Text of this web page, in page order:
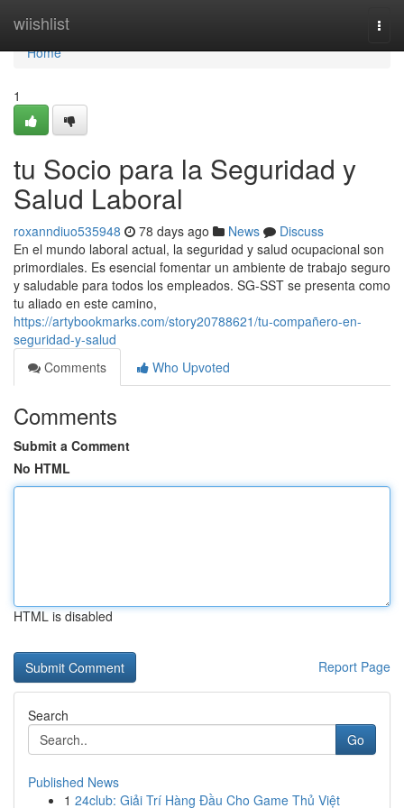
wiishlist
Home
Home
1
tu Socio para la Seguridad y
Salud Laboral
roxanndiuo535948 78 days ago News
Discuss
En el mundo laboral actual, la seguridad y salud ocupacional son
primordiales. Es esencial fomentar un ambiente de trabajo seguro
y saludable para todos los empleados. SG-SST se presenta como
tu aliado en este camino,
https://artybookmarks.com/story20788621/tu-compañero-en-
seguridad-y-salud
Comments
Who Upvoted
Comments
Submit a Comment
No HTML
HTML is disabled
Report Page
Search
Go
Published News
1 24club: Giải Trí Hàng Đầu Cho Game Thủ Việt